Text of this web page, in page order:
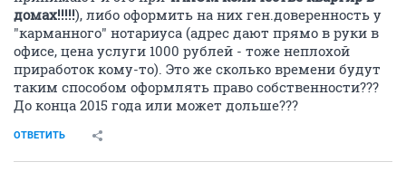
домах!!!!!), либо оформить на них ген.доверенность у
"карманного" нотариуса (адрес дают прямо в руки в
офисе, цена услуги 1000 рублей - тоже неплохой
приработок кому-то). Это же сколько времени будут
таким способом оформлять право собственности???
До конца 2015 года или может дольше???
ОТВЕТИТЬ